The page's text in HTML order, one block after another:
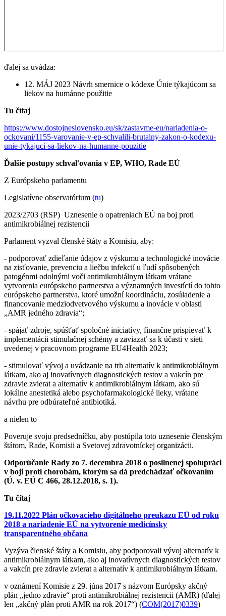
ďalej sa uvádza:
12. MÁJ 2023 Návrh smernice o kódexe Únie týkajúcom sa
liekov na humánne použitie
Tu čítaj
https://www.dostojneslovensko.eu/sk/zastavme-eu/nariadenia-o-
ockovani/1155-varovanie-v-ep-schvalili-brutalny-zakon-o-kodexu-
unie-tykajuci-sa-liekov-na-humanne-pouzitie
Ďalšie postupy schvaľovania v EP, WHO, Rade EÚ
Z Európskeho parlamentu
Legislatívne observatórium (tu)
2023/2703 (RSP) Uznesenie o opatreniach EÚ na boj proti
antimikrobiálnej rezistencii
Parlament vyzval členské štáty a Komisiu, aby:
- podporovať zdieľanie údajov z výskumu a technologické inovácie
na zisťovanie, prevenciu a liečbu infekcií u ľudí spôsobených
patogénmi odolnými voči antimikrobiálnym látkam vrátane
vytvorenia európskeho partnerstva a významných investícií do tohto
európskeho partnerstva, ktoré umožní koordináciu, zosúladenie a
financovanie medziodvetvového výskumu a inovácie v oblasti
„AMR jedného zdravia“;
- spájať zdroje, spúšťať spoločné iniciatívy, finančne prispievať k
implementácii stimulačnej schémy a zaviazať sa k účasti v sieti
uvedenej v pracovnom programe EU4Health 2023;
- stimulovať vývoj a uvádzanie na trh alternatív k antimikrobiálnym
látkam, ako aj inovatívnych diagnostických testov a vakcín pre
zdravie zvierat a alternatív k antimikrobiálnym látkam, ako sú
lokálne anestetiká alebo psychofarmakologické lieky, vrátane
návrhu pre odbúrateľné antibiotiká.
a nielen to
Poveruje svoju predsedníčku, aby postúpila toto uznesenie členským
štátom, Rade, Komisii a Svetovej zdravotníckej organizácii.
Odporúčanie Rady zo 7. decembra 2018 o posilnenej spolupráci
v boji proti chorobám, ktorým sa dá predchádzať očkovaním
(Ú. v. EÚ C 466, 28.12.2018, s. 1).
Tu čítaj
19.11.2022 Plán očkovacieho digitálneho preukazu EÚ od roku
2018 a nariadenie EÚ na vytvorenie medicínsky
transparentného občana
Vyzýva členské štáty a Komisiu, aby podporovali vývoj alternatív k
antimikrobiálnym látkam, ako aj inovatívnych diagnostických testov
a vakcín pre zdravie zvierat a alternatív k antimikrobiálnym látkam.
v oznámení Komisie z 29. júna 2017 s názvom Európsky akčný
plán „jedno zdravie“ proti antimikrobiálnej rezistencii (AMR) (ďalej
len „akčný plán proti AMR na rok 2017“) (COM(2017)0339)